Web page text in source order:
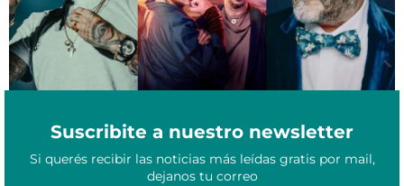
Suscribite a nuestro newsletter
Si querés recibir las noticias más leídas gratis por mail,
dejanos tu correo